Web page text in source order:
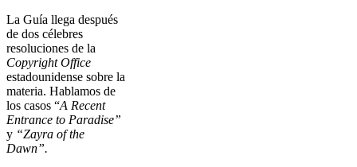
La Guía llega después
de dos célebres
resoluciones de la
Copyright Office
estadounidense sobre la
materia. Hablamos de
los casos “A Recent
Entrance to Paradise”
y “Zayra of the
Dawn”.